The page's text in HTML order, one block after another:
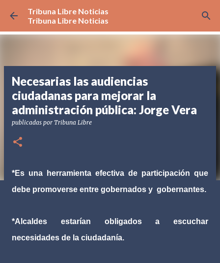
Ir al contenido principal
Tribuna Libre Noticias
Tribuna Libre Noticias
Necesarias las audiencias
ciudadanas para mejorar la
administración pública: Jorge Vera
publicadas por Tribuna Libre
*Es una herramienta efectiva de participación que
debe promoverse entre gobernados y gobernantes.
*Alcaldes estarían obligados a escuchar
necesidades de la ciudadanía.